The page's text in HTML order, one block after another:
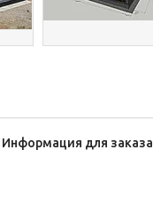
Информация для заказа